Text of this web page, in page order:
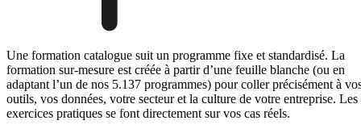
Une formation catalogue suit un programme fixe et standardisé. La
formation sur-mesure est créée à partir d’une feuille blanche (ou en
adaptant l’un de nos 5.137 programmes) pour coller précisément à
outils, vos données, votre secteur et la culture de votre entreprise. Les
exercices pratiques se font directement sur vos cas réels.